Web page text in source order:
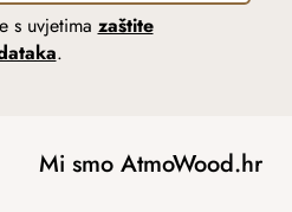
s uvjetima zaštite
.
Mi smo AtmoWood.hr